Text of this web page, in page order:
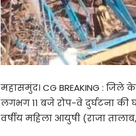
महासमुंद। CG BREAKING : जिले
लगभग 11 बजे रोप-वे दुर्घटना की
वर्षीय महिला आयुषी (राजा